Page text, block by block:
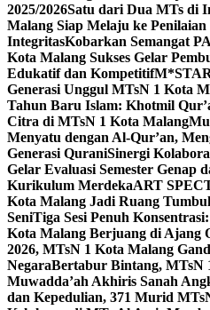
2025/2026Satu dari Dua MTs di
Malang Siap Melaju ke Penilaian
IntegritasKobarkan Semangat
Kota Malang Sukses Gelar
Edukatif dan Kompetitif
Generasi Unggul MTsN 1 Kota
Tahun Baru Islam: Khotmil
Citra di MTsN 1 Kota Malang
Menyatu dengan Al-Qur’an,
Generasi QuraniSinergi
Gelar Evaluasi Semester Genap
Kurikulum MerdekaART
Kota Malang Jadi Ruang
SeniTiga Sesi Penuh
Kota Malang Berjuang di Ajang
2026, MTsN 1 Kota Malang
NegaraBertabur Bintang, MTsN
Muwadda’ah Akhiris Sanah
dan Kepedulian, 371 Murid